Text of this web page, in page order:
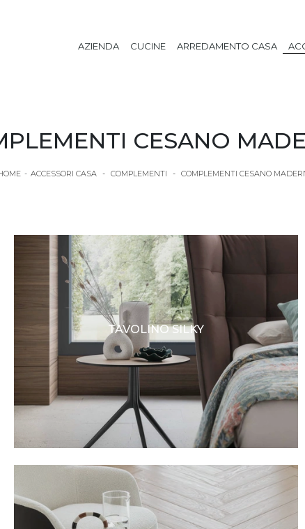
AZIENDA CUCINE ARREDAMENTO CASA
CESANO
- ACCESSORI CASA - COMPLEMENTI - COMPLEMENTI CESANO
TAVOLINO SILKY